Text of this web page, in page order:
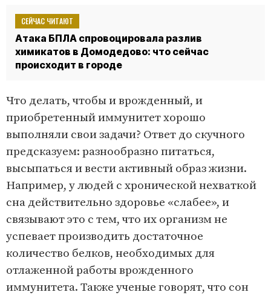
СЕЙЧАС ЧИТАЮТ
Атака БПЛА спровоцировала разлив
химикатов в Домодедово: что сейчас
происходит в городе
Что делать, чтобы и врожденный, и
приобретенный иммунитет хорошо
выполняли свои задачи? Ответ до скучного
предсказуем: разнообразно питаться,
высыпаться и вести активный образ жизни.
Например, у людей с хронической нехваткой
сна действительно здоровье «слабее», и
связывают это с тем, что их организм не
успевает производить достаточное
количество белков, необходимых для
отлаженной работы врожденного
иммунитета. Также ученые говорят, что сон